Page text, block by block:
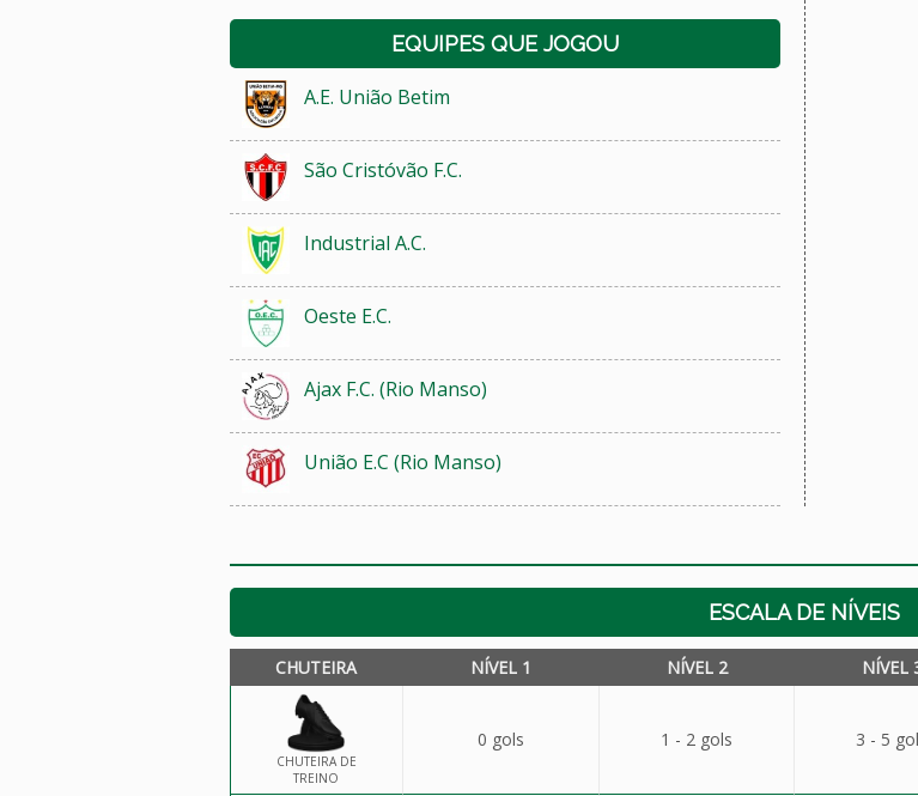
EQUIPES QUE JOGOU
A.E. União Betim
São Cristóvão F.C.
Industrial A.C.
Oeste E.C.
Ajax F.C. (Rio Manso)
União E.C (Rio Manso)
ESCALA DE NÍVEIS
CHUTEIRA NÍVEL 1 NÍVEL 2 NÍVEL
CHUTEIRA DE
TREINO
0 gols 1 - 2 gols 3 - 5